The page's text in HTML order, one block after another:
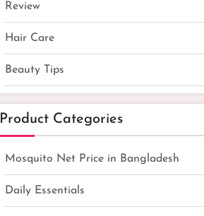
Review
Hair Care
Beauty Tips
Product Categories
Mosquito Net Price in Bangladesh
Daily Essentials